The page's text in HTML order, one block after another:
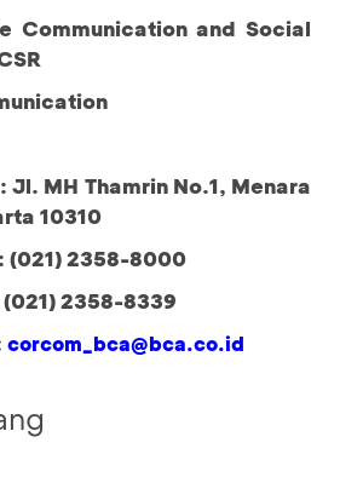
Communication and Social
Thamrin No.1, Menara
10310
2358-8000
8339
corcom_bca@bca.co.id